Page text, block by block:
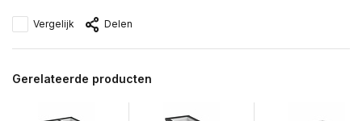
Vergelijk Delen
Gerelateerde producten